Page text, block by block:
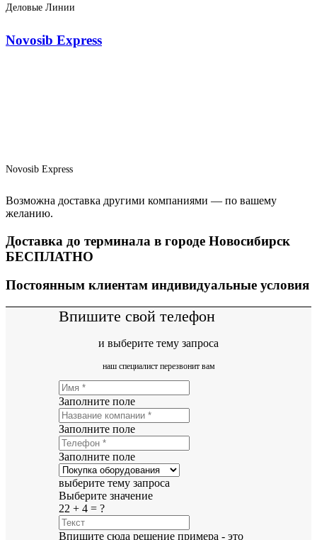
Деловые Линии
Novosib Express
Novosib Express
Возможна доставка другими компаниями — по вашему
желанию.
Доставка до терминала в городе Новосибирск
БЕСПЛАТНО
Постоянным клиентам индивидуальные условия
Впишите свой телефон
и выберите тему запроса
наш специалист перезвонит вам
Заполните поле
Заполните поле
Заполните поле
выберите тему запроса
Выберите значение
22 + 4 = ?
Впишите сюда решение примера - это